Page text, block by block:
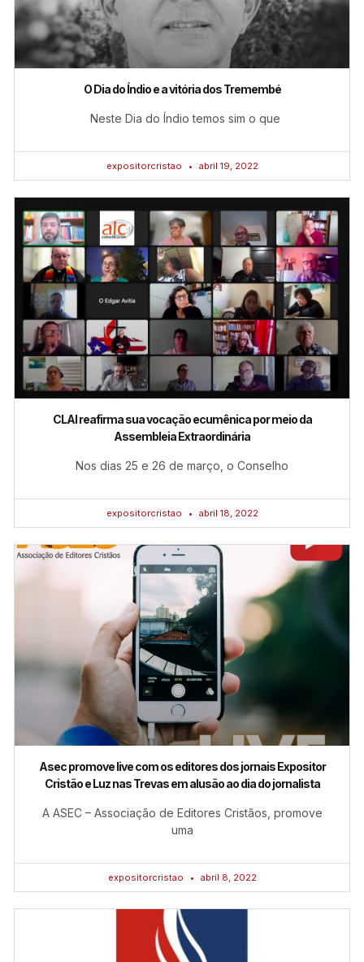
O Dia do Índio e a vitória dos Tremembé
Neste Dia do Índio temos sim o que
expositorcristao abril 19, 2022
CLAI reafirma sua vocação ecumênica por meio da
Assembleia Extraordinária
Nos dias 25 e 26 de março, o Conselho
expositorcristao abril 18, 2022
Asec promove live com os editores dos jornais Expositor
Cristão e Luz nas Trevas em alusão ao dia do jornalista
A ASEC – Associação de Editores Cristãos, promove
uma
expositorcristao abril 8, 2022